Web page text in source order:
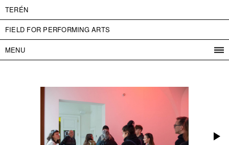
TERÉN
FIELD FOR PERFORMING ARTS
MENU
ADMISSION